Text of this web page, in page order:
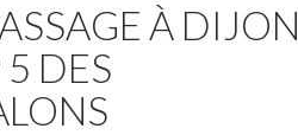
À DIJON
DES